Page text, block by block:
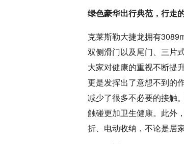
绿色豪华出行典范，行走
克莱斯勒大捷龙拥有
双侧滑门以及尾门、三片
大家对健康的重视不断提
更是发挥出了意想不到的
减少了很多不必要的接触
触碰更加卫生健康。此外
折、电动收纳，不论是居